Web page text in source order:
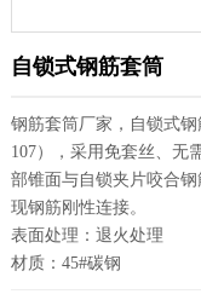
自锁式钢筋套筒
钢筋套筒厂家，自锁式
107），采用免套丝、无
部锥面与自锁夹片咬合
现钢筋刚性连接。
表面处理：退火处理
材质：45#碳钢